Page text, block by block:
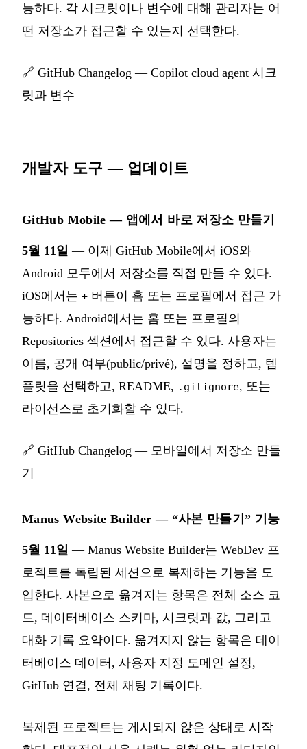
능하다. 각 시크릿이나 변수에 대해 관리자는 어
떤 저장소가 접근할 수 있는지 선택한다.
🔗 GitHub Changelog — Copilot cloud agent 시크
릿과 변수
개발자 도구 — 업데이트
GitHub Mobile — 앱에서 바로 저장소 만들기
5월 11일 — 이제 GitHub Mobile에서 iOS와
Android 모두에서 저장소를 직접 만들 수 있다.
iOS에서는 + 버튼이 홈 또는 프로필에서 접근 가
능하다. Android에서는 홈 또는 프로필의
Repositories 섹션에서 접근할 수 있다. 사용자는
이름, 공개 여부(public/privé), 설명을 정하고, 템
플릿을 선택하고, README, .gitignore, 또는
라이선스로 초기화할 수 있다.
🔗 GitHub Changelog — 모바일에서 저장소 만들
기
Manus Website Builder — “사본 만들기” 기능
5월 11일 — Manus Website Builder는 WebDev 프
로젝트를 독립된 세션으로 복제하는 기능을 도
입한다. 사본으로 옮겨지는 항목은 전체 소스 코
드, 데이터베이스 스키마, 시크릿과 값, 그리고
대화 기록 요약이다. 옮겨지지 않는 항목은 데이
터베이스 데이터, 사용자 지정 도메인 설정,
GitHub 연결, 전체 채팅 기록이다.
복제된 프로젝트는 게시되지 않은 상태로 시작